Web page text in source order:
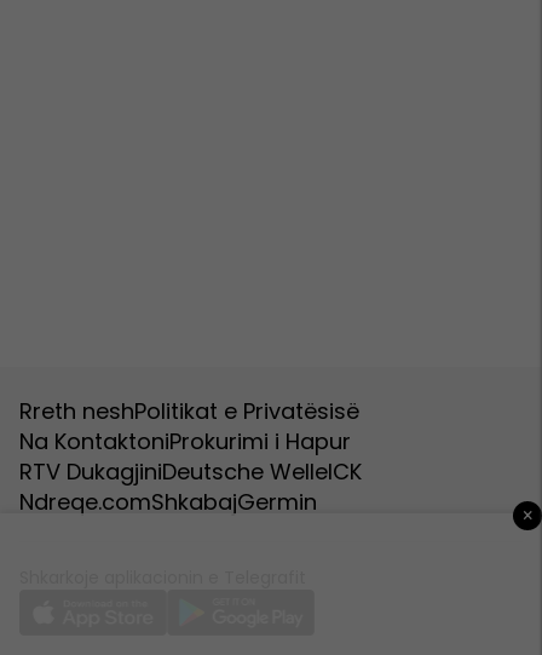
Rreth neshPolitikat e Privatësisë
Na KontaktoniProkurimi i Hapur
RTV DukagjiniDeutsche WelleICK
Ndreqe.comShkabajGermin ×